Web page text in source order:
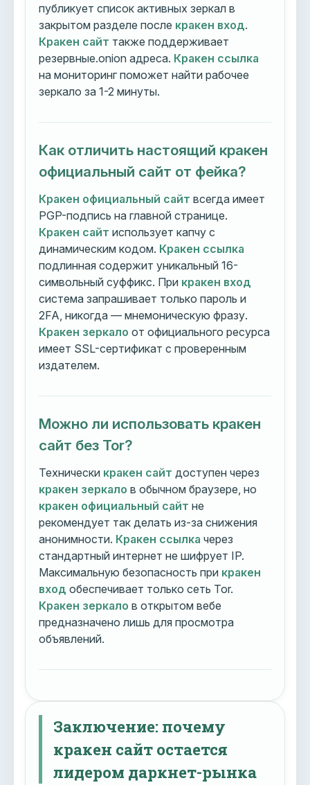
публикует список активных зеркал в
закрытом разделе после кракен вход.
Кракен сайт также поддерживает
резервные.onion адреса. Кракен ссылка
на мониторинг поможет найти рабочее
зеркало за 1-2 минуты.
Как отличить настоящий кракен
официальный сайт от фейка?
Кракен официальный сайт всегда имеет
PGP-подпись на главной странице.
Кракен сайт использует капчу с
динамическим кодом. Кракен ссылка
подлинная содержит уникальный 16-
символьный суффикс. При кракен вход
система запрашивает только пароль и
2FA, никогда — мнемоническую фразу.
Кракен зеркало от официального ресурса
имеет SSL-сертификат с проверенным
издателем.
Можно ли использовать кракен
сайт без Tor?
Технически кракен сайт доступен через
кракен зеркало в обычном браузере, но
кракен официальный сайт не
рекомендует так делать из-за снижения
анонимности. Кракен ссылка через
стандартный интернет не шифрует IP.
Максимальную безопасность при кракен
вход обеспечивает только сеть Tor.
Кракен зеркало в открытом вебе
предназначено лишь для просмотра
объявлений.
Заключение: почему
кракен сайт остается
лидером даркнет-рынка